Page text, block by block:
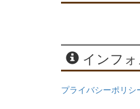
インフ
プライバシーポリシ